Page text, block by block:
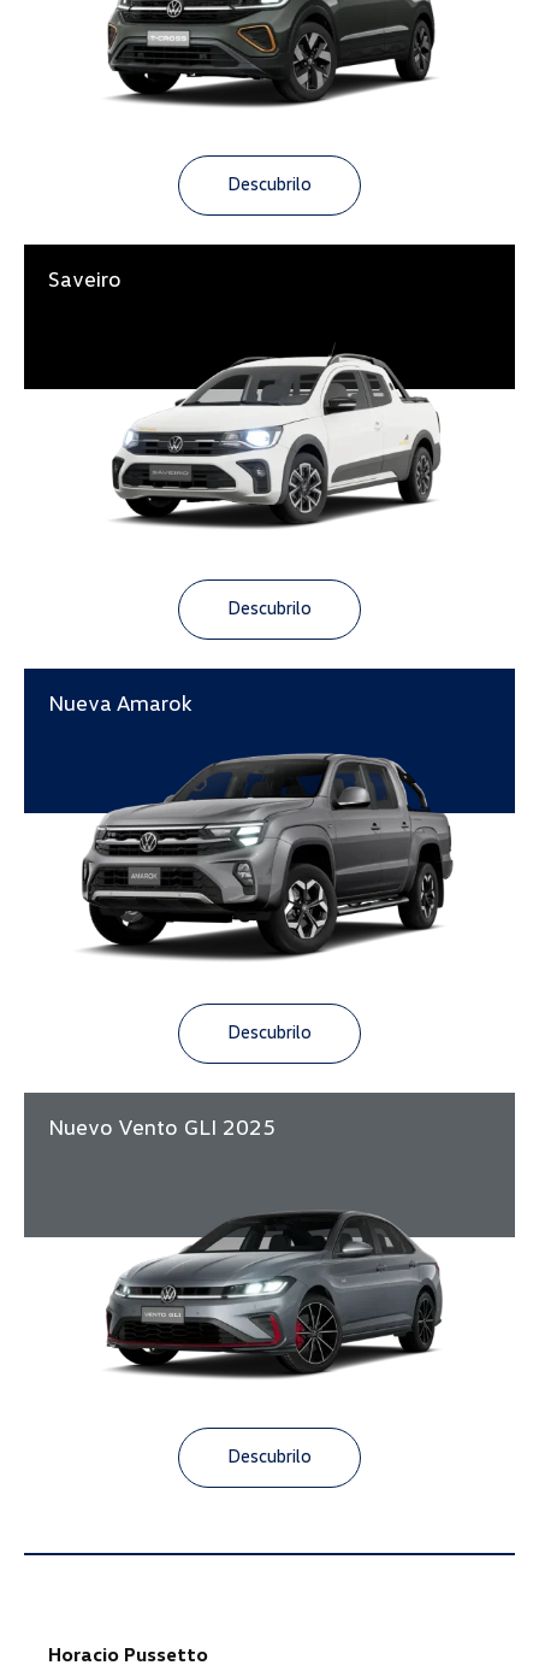
Descubrilo
Saveiro
Descubrilo
Nueva Amarok
Descubrilo
Nuevo Vento GLI 2025
Descubrilo
Horacio Pussetto